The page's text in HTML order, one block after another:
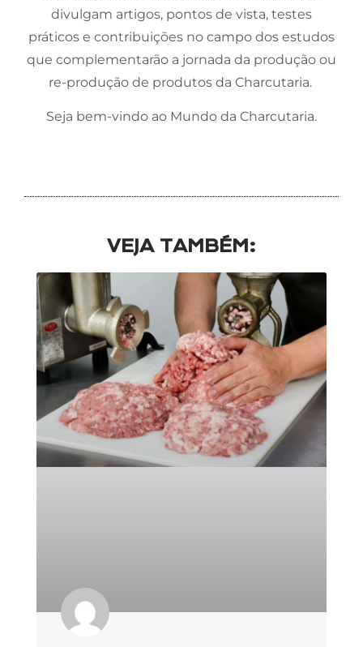
divulgam artigos, pontos de vista, testes
práticos e contribuições no campo dos estudos
que complementarão a jornada da produção ou
re-produção de produtos da Charcutaria.
Seja bem-vindo ao Mundo da Charcutaria.
VEJA TAMBÉM: